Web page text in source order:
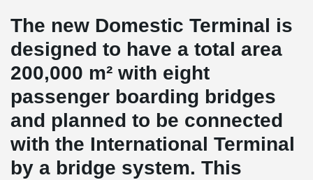
The new Domestic Terminal is
designed to have a total area
200,000 m² with eight
passenger boarding bridges
and planned to be connected
with the International Terminal
by a bridge system. This